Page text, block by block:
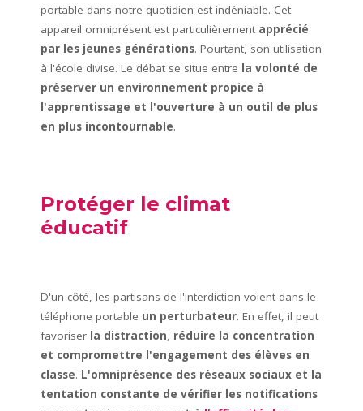
portable dans notre quotidien est indéniable. Cet
appareil omniprésent est particulièrement apprécié
par les jeunes générations. Pourtant, son utilisation
à l'école divise. Le débat se situe entre la volonté de
préserver un environnement propice à
l'apprentissage et l'ouverture à un outil de plus
en plus incontournable.
Protéger le climat
éducatif
D'un côté, les partisans de l'interdiction voient dans le
téléphone portable un perturbateur. En effet, il peut
favoriser la distraction, réduire la concentration
et compromettre l'engagement des élèves en
classe. L'omniprésence des réseaux sociaux et la
tentation constante de vérifier les notifications